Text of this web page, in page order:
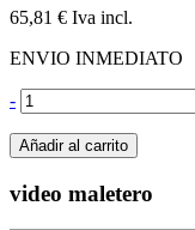
65,81 € Iva incl.
ENVIO INMEDIATO
-
Añadir al carrito
video maletero